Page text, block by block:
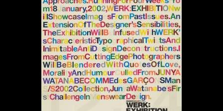
关于M+藏品
探索世界顶级的二十及二十一世纪视觉
文化藏品。